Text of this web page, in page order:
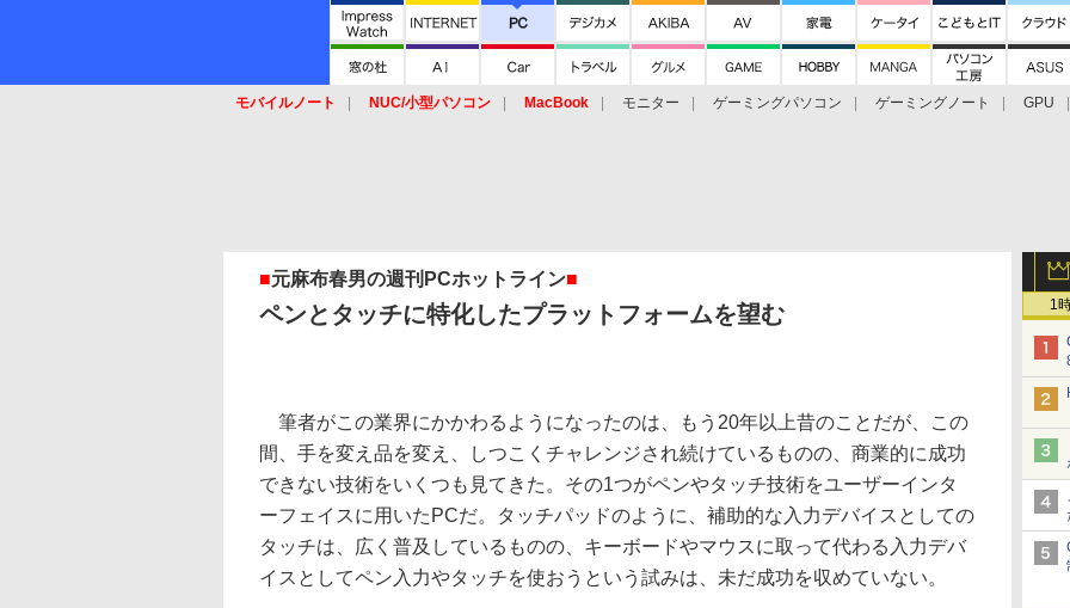
モバイルノート NUC/小型パソコン MacBook モニター ゲーミングパソコン ゲーミングノート
GPU
1
■元麻布春男の週刊PCホットライン■
ペンとタッチに特化したプラットフォームを望む
筆者がこの業界にかかわるようになったのは、もう20年以上昔のことだが、この
間、手を変え品を変え、しつこくチャレンジされ続けているものの、商業的に成功
できない技術をいくつも見てきた。その1つがペンやタッチ技術をユーザーインタ
ーフェイスに用いたPCだ。タッチパッドのように、補助的な入力デバイスとしての
タッチは、広く普及しているものの、キーボードやマウスに取って代わる入力デバ
イスとしてペン入力やタッチを使おうという試みは、未だ成功を収めていない。